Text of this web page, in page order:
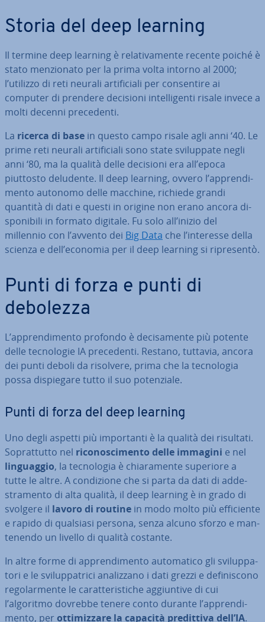
Storia del deep learning
Il termine deep learning è re­la­ti­va­men­te recente poiché è
stato men­zio­na­to per la prima volta intorno al 2000;
l’utilizzo di reti neurali ar­ti­fi­cia­li per con­sen­ti­re ai
computer di prendere decisioni in­tel­li­gen­ti risale invece a
molti decenni pre­ce­den­ti.
La ricerca di base in questo campo risale agli anni ‘40. Le
prime reti neurali ar­ti­fi­cia­li sono state svi­lup­pa­te negli
anni ‘80, ma la qualità delle decisioni era all’epoca
piuttosto deludente. Il deep learning, ovvero l’ap­pren­di­
men­to autonomo delle macchine, richiede grandi
quantità di dati e questi in origine non erano ancora di­
spo­ni­bi­li in formato digitale. Fu solo all’inizio del
millennio con l’avvento dei Big Data che l’interesse della
scienza e dell’economia per il deep learning si ri­pre­sen­tò.
Punti di forza e punti di
debolezza
L’ap­pren­di­men­to profondo è de­ci­sa­men­te più potente
delle tec­no­lo­gie IA pre­ce­den­ti. Restano, tuttavia, ancora
dei punti deboli da risolvere, prima che la tec­no­lo­gia
possa di­spie­ga­re tutto il suo po­ten­zia­le.
Punti di forza del deep learning
Uno degli aspetti più im­por­tan­ti è la qualità dei risultati.
So­prat­tut­to nel ri­co­no­sci­men­to delle immagini e nel
lin­guag­gio, la tec­no­lo­gia è chia­ra­men­te superiore a
tutte le altre. A con­di­zio­ne che si parta da dati di ad­de­
stra­men­to di alta qualità, il deep learning è in grado di
svolgere il lavoro di routine in modo molto più ef­fi­cien­te
e rapido di qualsiasi persona, senza alcuno sforzo e man­
te­nen­do un livello di qualità costante.
In altre forme di ap­pren­di­men­to au­to­ma­ti­co gli svi­lup­pa­
to­ri e le svi­lup­pa­tri­ci ana­liz­za­no i dati grezzi e de­fi­ni­sco­no
re­go­lar­men­te le ca­rat­te­ri­sti­che ag­giun­ti­ve di cui
l’algoritmo dovrebbe tenere conto durante l’ap­pren­di­
men­to, per ot­ti­miz­za­re la capacità pre­dit­ti­va dell’IA.